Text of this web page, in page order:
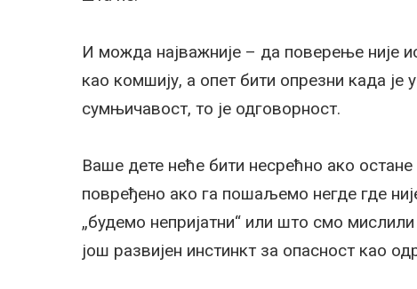
И можда најважније – да поверење није
као комшију, а опет бити опрезни када је
сумњичавост, то је одговорност.
Ваше дете неће бити несрећно ако
повређено ако га пошаљемо негде где
„будемо непријатни“ или што смо
још развијен инстинкт за опасност као